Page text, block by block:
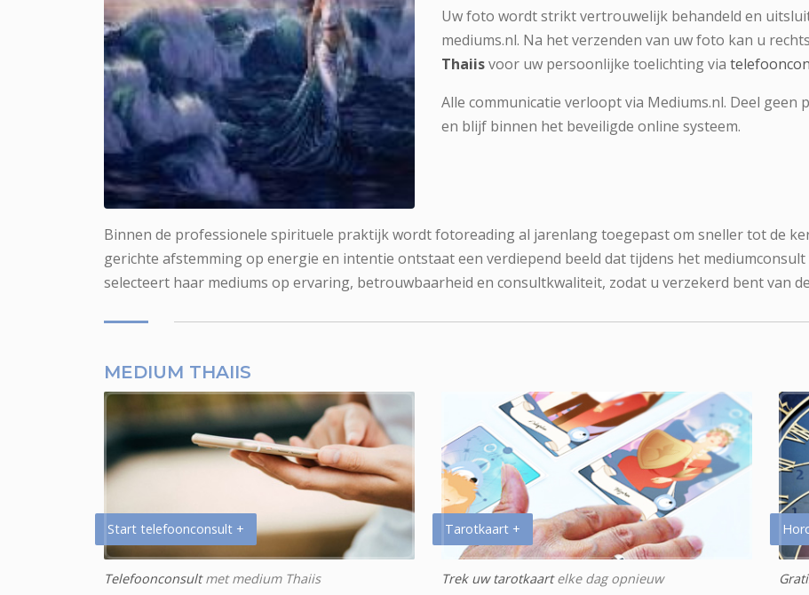
Uw foto wordt strikt vertrouwelijk behandeld en
mediums.nl. Na het verzenden van uw foto kan u
Thaiisvoor uw persoonlijke toelichting via
Alle communicatie verloopt via Mediums.nl. Deel
en blijf binnen het beveiligde online systeem.
Binnen de professionele spirituele praktijk wordt fotoreading al jarenlang toegepast om sneller tot de
gerichte afstemming op energie en intentie ontstaat een verdiepend beeld dat tijdens het
selecteert haar mediums op ervaring, betrouwbaarheid en consultkwaliteit, zodat u verzekerd bent van
MEDIUM THAIIS
Start telefoonconsult +
Telefoonconsultmet medium Thaiis
Tarotkaart +
Trek uw tarotkaartelke dag opnieuw